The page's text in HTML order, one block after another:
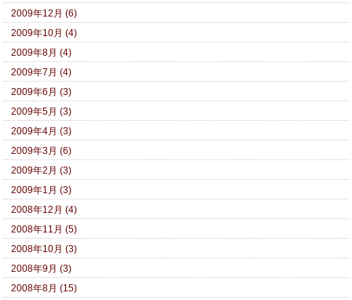
2009年12月 (6)
2009年10月 (4)
2009年8月 (4)
2009年7月 (4)
2009年6月 (3)
2009年5月 (3)
2009年4月 (3)
2009年3月 (6)
2009年2月 (3)
2009年1月 (3)
2008年12月 (4)
2008年11月 (5)
2008年10月 (3)
2008年9月 (3)
2008年8月 (15)